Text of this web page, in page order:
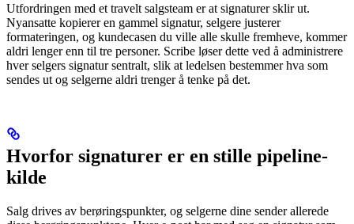
Utfordringen med et travelt salgsteam er at signaturer sklir ut.
Nyansatte kopierer en gammel signatur, selgere justerer
formateringen, og kundecasen du ville alle skulle fremheve, kommer
aldri lenger enn til tre personer. Scribe løser dette ved å administrere
hver selgers signatur sentralt, slik at ledelsen bestemmer hva som
sendes ut og selgerne aldri trenger å tenke på det.
Hvorfor signaturer er en stille pipeline-
kilde
Salg drives av berøringspunkter, og selgerne dine sender allerede